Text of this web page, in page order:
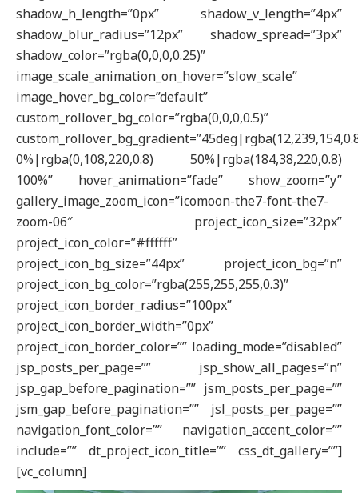
shadow_h_length=”0px” shadow_v_length=”4px”
shadow_blur_radius=”12px” shadow_spread=”3px”
shadow_color=”rgba(0,0,0,0.25)”
image_scale_animation_on_hover=”slow_scale”
image_hover_bg_color=”default”
custom_rollover_bg_color=”rgba(0,0,0,0.5)”
0%|rgba(0,108,220,0.8) 50%|rgba(184,38,220,0.8)
100%” hover_animation=”fade” show_zoom=”y”
gallery_image_zoom_icon=”icomoon-the7-font-the7-
zoom-06″ project_icon_size=”32px”
project_icon_color=”#ffffff”
project_icon_bg_size=”44px” project_icon_bg=”n”
project_icon_bg_color=”rgba(255,255,255,0.3)”
project_icon_border_radius=”100px”
project_icon_border_width=”0px”
project_icon_border_color=”” loading_mode=”disabled”
jsp_posts_per_page=”” jsp_show_all_pages=”n”
jsp_gap_before_pagination=”” jsm_posts_per_page=””
jsm_gap_before_pagination=”” jsl_posts_per_page=””
navigation_font_color=”” navigation_accent_color=””
include=”” dt_project_icon_title=”” css_dt_gallery=””]
[vc_column]